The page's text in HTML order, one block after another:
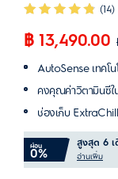
(14)
฿ 13,490.00
AutoSense เทคโ
คงคุณค่าวิตามินซีใ
ช่องเก็บ
ผ่อน
0%
สูงสุด 6
อ่านเพิ่ม